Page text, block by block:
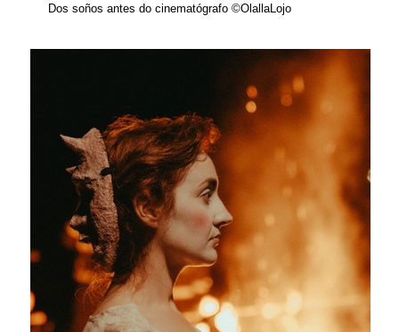
Dos soños antes do cinematógrafo ©OlallaLojo